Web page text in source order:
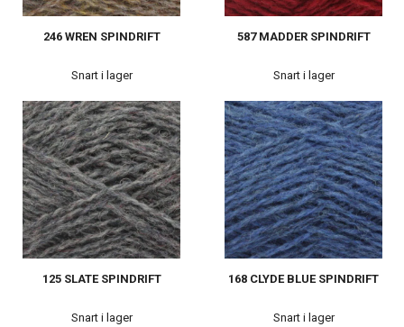
246 WREN SPINDRIFT
Snart i lager
587 MADDER SPINDRIFT
Snart i lager
125 SLATE SPINDRIFT
Snart i lager
168 CLYDE BLUE SPINDRIFT
Snart i lager